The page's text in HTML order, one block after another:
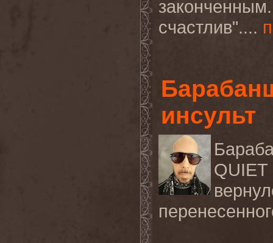
счастлив"....
инсульт